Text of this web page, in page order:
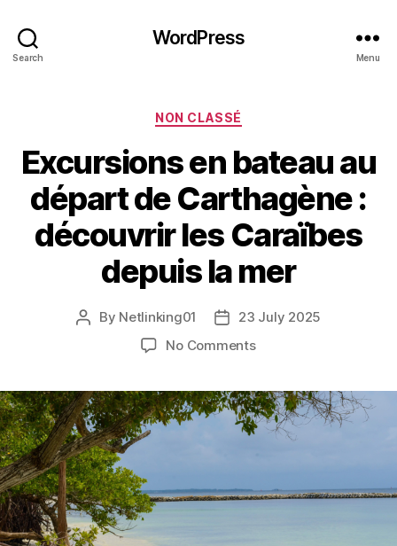
Search
WordPress
Menu
Categories
NON CLASSÉ
Excursions en bateau au
départ de Carthagène :
découvrir les Caraïbes
depuis la mer
Post
By Netlinking01
Post23 July 2025
No Commentson
bateau
au
départ
: